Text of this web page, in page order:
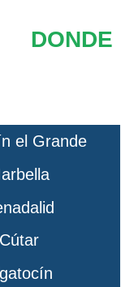
el Grande
Cútar